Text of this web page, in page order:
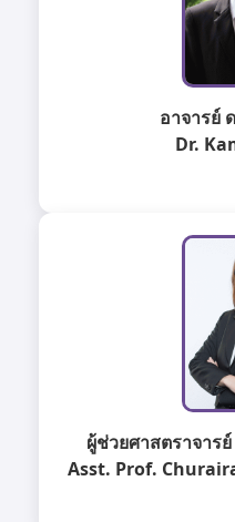
อาจารย์
Dr.
ผู้ช่วยศาสตราจาร
Asst. Prof.